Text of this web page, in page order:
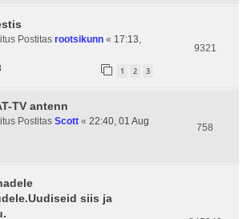
Postitas rootsikunn « 17:13,
1 2 3
9321
TV antenn
Postitas Scott « 22:40, 01 Aug
758
siis ja